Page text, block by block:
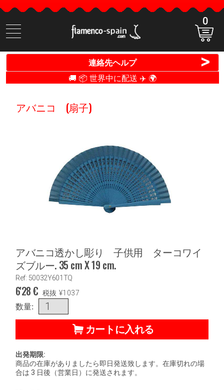
商
品
検
0
連絡先ヘルプ >
🚚 📦 世界中に配送 ✈️ 🌍
アバニコ (扇子)
アバニコ透かし彫り 子供用 ターコワイ
ズブルー. 35 cm X 19 cm.
Ref: 50032Y601TQ
6'28€ 税抜 ¥1037
数量:
カートに入れる
出発期限:
商品の在庫がありましたら即日発送致します。在庫切れの場
合は 3 日後（営業日）に発送されます。